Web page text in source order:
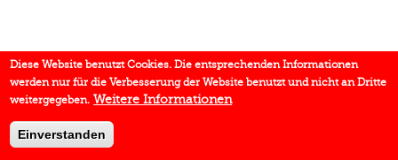
Diese Website benutzt Cookies. Die entsprechenden Informationen
werden nur für die Verbesserung der Website benutzt und nicht an Dritte
weitergegeben. Weitere Informationen
Einverstanden